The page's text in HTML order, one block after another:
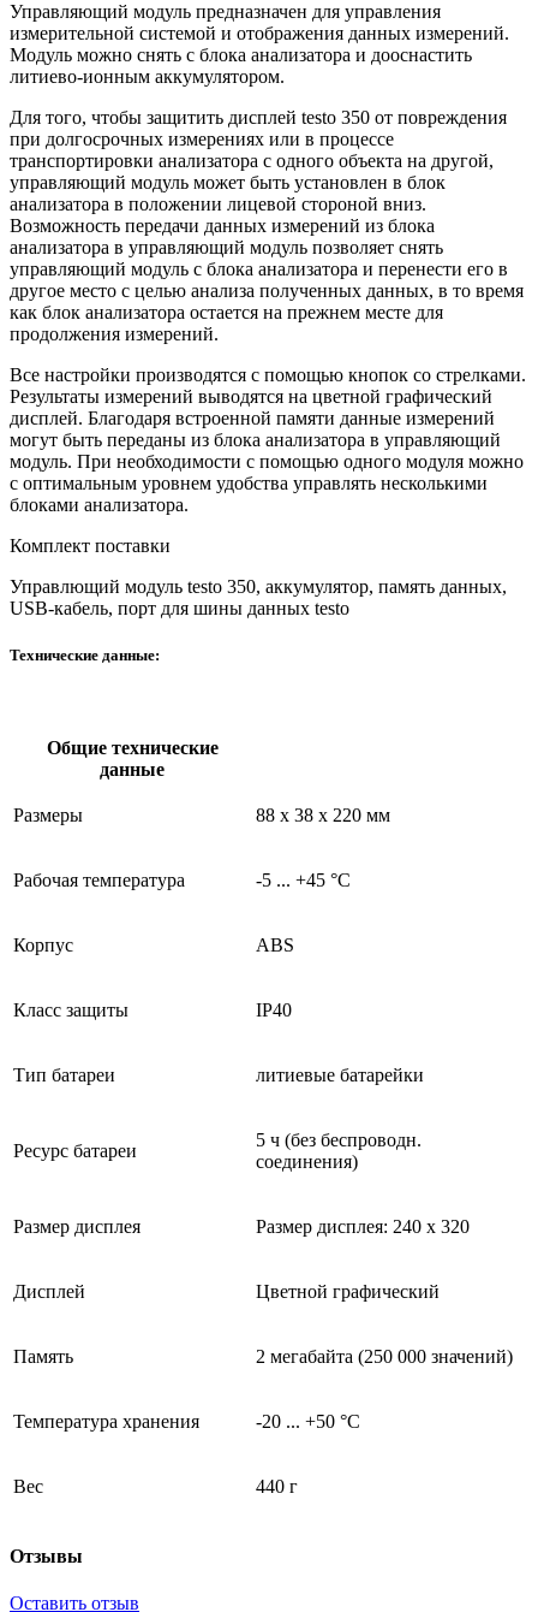
Управляющий модуль предназначен для управления
измерительной системой и отображения данных измерений.
Модуль можно снять с блока анализатора и дооснастить
литиево-ионным аккумулятором.
Для того, чтобы защитить дисплей testo 350 от повреждения
при долгосрочных измерениях или в процессе
транспортировки анализатора с одного объекта на другой,
управляющий модуль может быть установлен в блок
анализатора в положении лицевой стороной вниз.
Возможность передачи данных измерений из блока
анализатора в управляющий модуль позволяет снять
управляющий модуль с блока анализатора и перенести его в
другое место с целью анализа полученных данных, в то время
как блок анализатора остается на прежнем месте для
продолжения измерений.
Все настройки производятся с помощью кнопок со стрелками.
Результаты измерений выводятся на цветной графический
дисплей. Благодаря встроенной памяти данные измерений
могут быть переданы из блока анализатора в управляющий
модуль. При необходимости с помощью одного модуля можно
с оптимальным уровнем удобства управлять несколькими
блоками анализатора.
Комплект поставки
Управлющий модуль testo 350, аккумулятор, память данных,
USB-кабель, порт для шины данных testo
Технические данные:
Общие технические
данные
Размеры 88 x 38 x 220 мм
Рабочая температура -5 ... +45 °C
Корпус ABS
Класс защиты IP40
Тип батареи литиевые батарейки
Ресурс батареи
5 ч (без беспроводн.
соединения)
Размер дисплея Размер дисплея: 240 х 320
Дисплей Цветной графический
Память 2 мегабайта (250 000 значений)
Температура хранения -20 ... +50 °C
Вес 440 г
Отзывы
Оставить отзыв